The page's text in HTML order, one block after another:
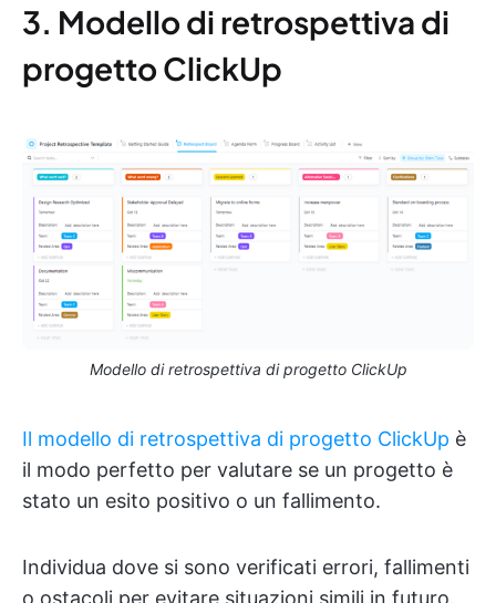
3. Modello di retrospettiva di
progetto ClickUp
Modello di retrospettiva di progetto ClickUp
Il modello di retrospettiva di progetto ClickUp è
il modo perfetto per valutare se un progetto è
stato un esito positivo o un fallimento.
Individua dove si sono verificati errori, fallimenti
o ostacoli per evitare situazioni simili in futuro.